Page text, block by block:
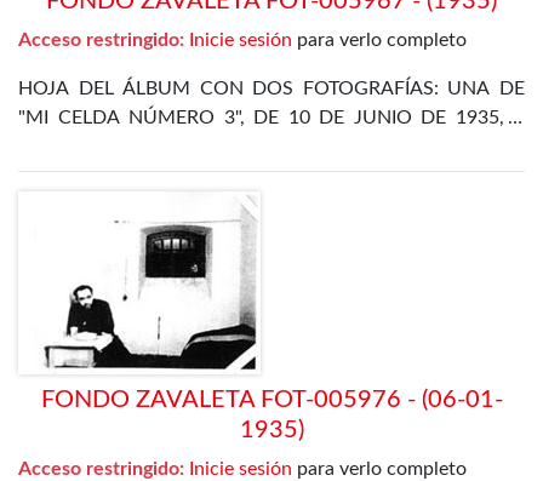
Acceso restringido: Inicie sesión para verlo completo
HOJA DEL ÁLBUM CON DOS FOTOGRAFÍAS: UNA DE
"MI CELDA NÚMERO 3", DE 10 DE JUNIO DE 1935, Y
DEPARTAMENTO ESPECIAL, DE 31 DE DICIEMBRE DE
FONDO ZAVALETA FOT-005976 - (06-01-
1935)
Acceso restringido: Inicie sesión para verlo completo